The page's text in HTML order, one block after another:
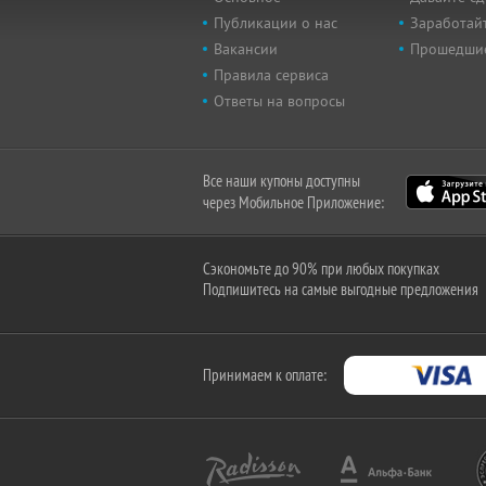
Публикации о нас
Вакансии
Правила сервиса
Ответы на вопросы
Все наши купоны доступны
через Мобильное Приложение:
Сэкономьте до 90% при любых покупках
Подпишитесь на самые выгодные предложения
Принимаем к оплате: